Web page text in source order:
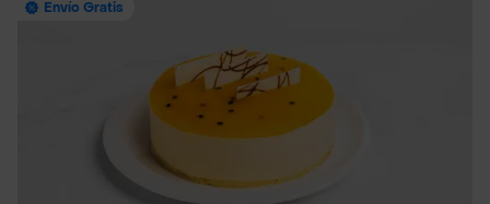
Envío Gratis